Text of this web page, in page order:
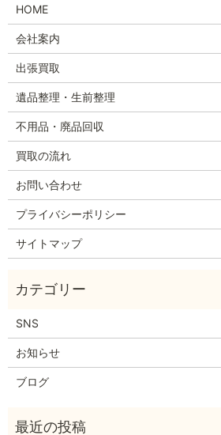
HOME
会社案内
出張買取
遺品整理・生前整理
不用品・廃品回収
買取の流れ
お問い合わせ
プライバシーポリシー
サイトマップ
SNS
お知らせ
ブログ